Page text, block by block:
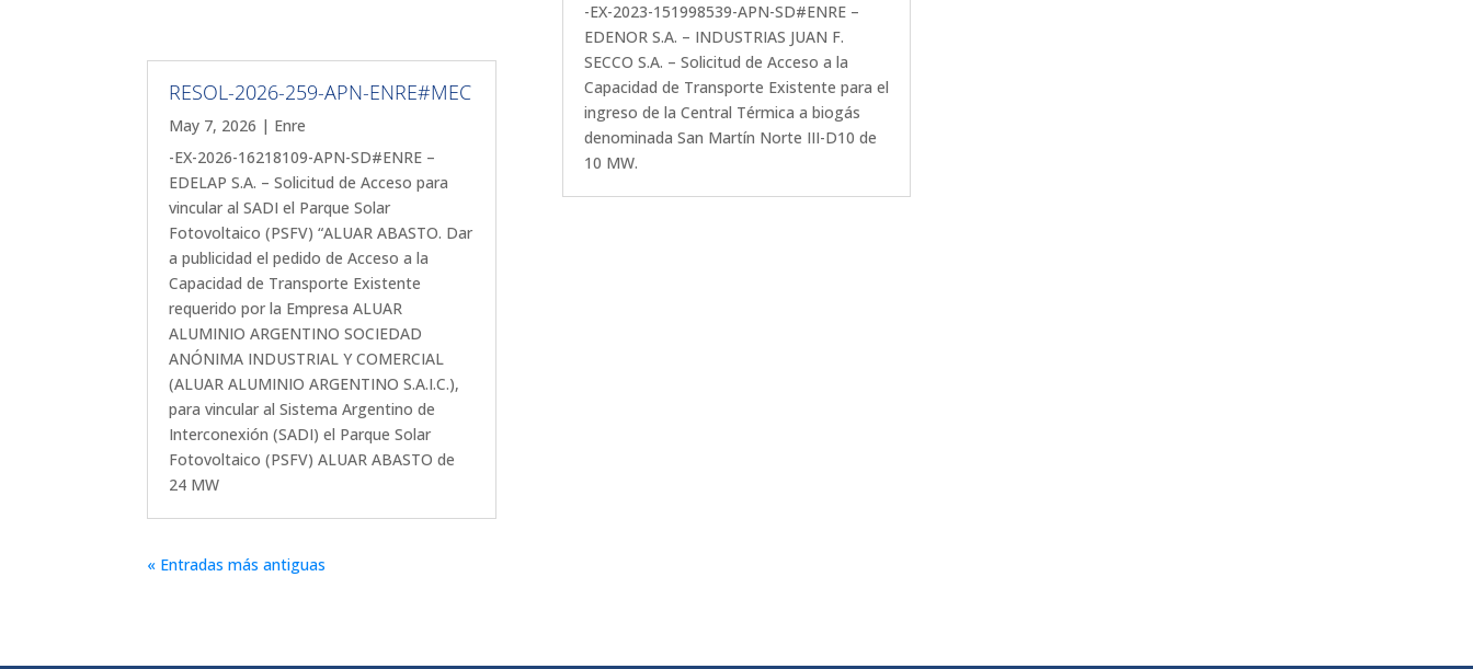
RESOL-2026-259-APN-ENRE#MEC
May 7, 2026 | Enre
-EX-2026-16218109-APN-SD#ENRE –
EDELAP S.A. – Solicitud de Acceso para
vincular al SADI el Parque Solar
Fotovoltaico (PSFV) “ALUAR ABASTO. Dar
a publicidad el pedido de Acceso a la
Capacidad de Transporte Existente
requerido por la Empresa ALUAR
ALUMINIO ARGENTINO SOCIEDAD
ANÓNIMA INDUSTRIAL Y COMERCIAL
(ALUAR ALUMINIO ARGENTINO S.A.I.C.),
para vincular al Sistema Argentino de
Interconexión (SADI) el Parque Solar
Fotovoltaico (PSFV) ALUAR ABASTO de
24 MW
-EX-2023-151998539-APN-SD#ENRE –
EDENOR S.A. – INDUSTRIAS JUAN F.
SECCO S.A. – Solicitud de Acceso a la
Capacidad de Transporte Existente para el
ingreso de la Central Térmica a biogás
denominada San Martín Norte III-D10 de
10 MW.
« Entradas más antiguas